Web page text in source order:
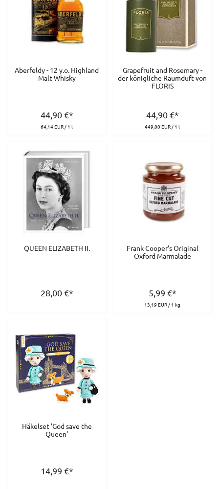
Aberfeldy - 12 y.o. Highland
Malt Whisky
44,90€*
64,14 EUR / 1 l
Grapefruit and Rosemary -
der königliche Raumduft von
FLORIS
44,90€*
449,00 EUR / 1 l
QUEEN ELIZABETH II.
28,00€*
Frank Cooper's Original
Oxford Marmalade
5,99 €*
13,19 EUR / 1 kg
Häkelset 'God save the
Queen'
14,99 €*